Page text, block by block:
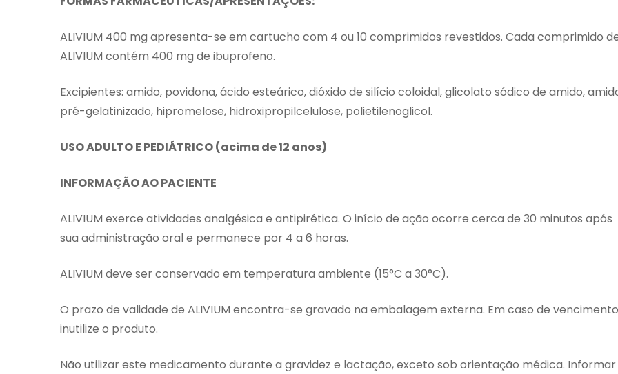
ALIVIUM 400 mg apresenta-se em cartucho com 4 ou 10 comprimidos revestidos. Cada comprimido
ALIVIUM contém 400 mg de ibuprofeno.
Excipientes: amido, povidona, ácido esteárico, dióxido de silício coloidal, glicolato sódico de amido,
pré-gelatinizado, hipromelose, hidroxipropilcelulose, polietilenoglicol.
USO ADULTO E PEDIÁTRICO (acima de 12 anos)
INFORMAÇÃO AO PACIENTE
ALIVIUM exerce atividades analgésica e antipirética. O início de ação ocorre cerca de 30 minutos após
sua administração oral e permanece por 4 a 6 horas.
ALIVIUM deve ser conservado em temperatura ambiente (15°C a 30°C).
O prazo de validade de ALIVIUM encontra-se gravado na embalagem externa. Em caso de
inutilize o produto.
Não utilizar este medicamento durante a gravidez e lactação, exceto sob orientação médica. Informar